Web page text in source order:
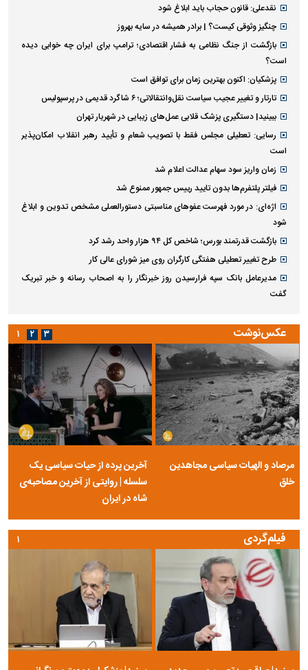
نقدعلی: قانون حجاب باید ابلاغ شود
چنگیز وثوقی کیست؟ | برادر همیشه در سایه بهروز
بازگشت از جنگ نظامی به فشار اقتصادی؛ ترامپ برای ایران چه خوابی دیده
است؟
پزشکیان: اکنون بهترین زمان برای توافق است
تارتار و تغییر عجیب سیاست نقل‌وانتقالاتی؛ ۶ شاگرد قدیمی در پرسپولیس
ببینید| دستگیری پزشک قلابی عمل‌های زیبایی در شهریار تهران
رسایی: تعطیلی مجلس فقط با تصویب شعام و تأیید رهبر انقلاب امکان‌پذیر
است
زمان واریز سود سهام عدالت اعلام شد
فیلتر پلتفرم‌ها بدون تایید رییس جمهور ممنوع شد
اژه‌ای: در مورد فهرست عفو‌های مناسبتی دستورالعملی مشخص تدوین و ابلاغ
شود
بازگشت قدرتمند بورس؛ شاخص کل ۹۴ هزار واحد رشد کرد
طرح تغییر تعطیلی هفتگی کارگران روی میز شورای عالی کار
مدیرعامل بانک سپه فرارسیدن روز خبرنگار را به اصحاب رسانه و خبر تبریک
گفت
عکس‌نوشت
مرصاد و الهیات سیاسی مجاهدین
خلق
آخرین پرده از حیات سیاسی یک
سلسله | روایتی از آخرین مصاحبه‌ی
شاه در ایران
۱ ۲ ۳
فیلم‌گردی ۱